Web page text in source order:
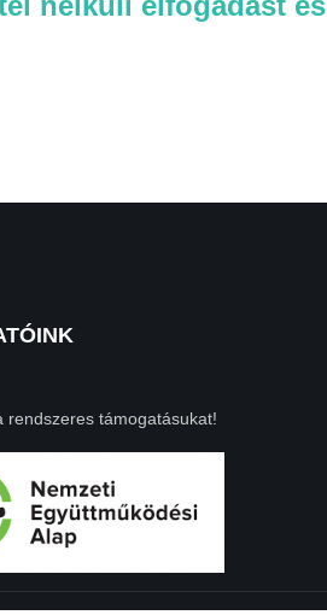
rendszeres támogatásukat!